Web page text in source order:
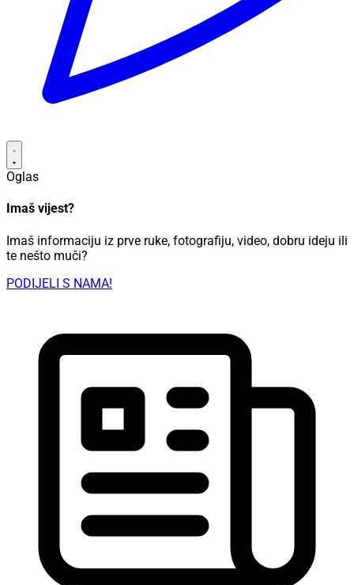
Oglas
Imaš vijest?
Imaš informaciju iz prve ruke, fotografiju, video, dobru ideju ili
te nešto muči?
PODIJELI S NAMA!